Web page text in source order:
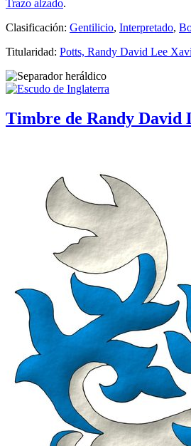
Trazo alzado.
Clasificación: Gentilicio, Interpretado,
Titularidad: Potts, Randy David Lee
Timbre de Randy David